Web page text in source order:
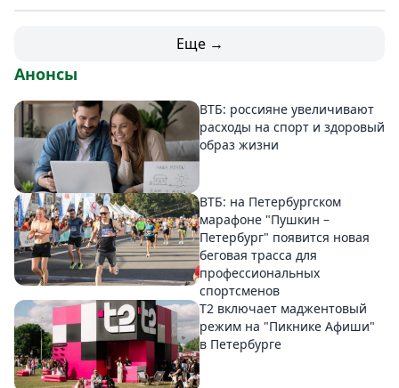
Еще →
Анонсы
ВТБ: россияне увеличивают
расходы на спорт и здоровый
образ жизни
ВТБ: на Петербургском
марафоне "Пушкин –
Петербург" появится новая
беговая трасса для
профессиональных
спортсменов
Т2 включает маджентовый
режим на "Пикнике Афиши"
в Петербурге